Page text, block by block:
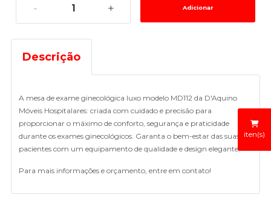
iten(s)
- +
Descrição
A mesa de exame ginecológica luxo modelo MD112 da D'Aquino
Móveis Hospitalares: criada com cuidado e precisão para
proporcionar o máximo de conforto, segurança e praticidade
durante os exames ginecológicos. Garanta o bem-estar das suas
pacientes com um equipamento de qualidade e design elegante.
Para mais informações e orçamento, entre em contato!